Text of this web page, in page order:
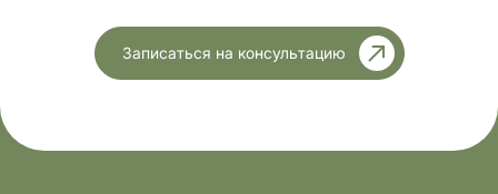
IgA, IgM и изменять А/Г коэффициент.
Соблюдение этих рекомендаций позволяет
ложных интерпретаций.
Записаться на консультацию